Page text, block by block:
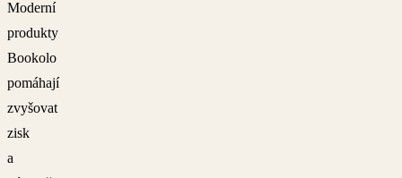
Moderní
produkty
Bookolo
pomáhají
zvyšovat
zisk
a